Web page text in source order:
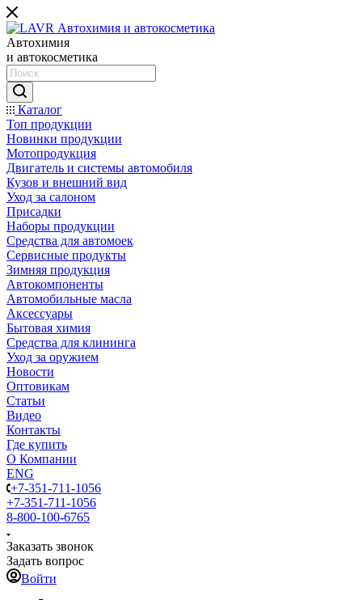
Автохимия
и автокосметика
Каталог
Топ продукции
Новинки продукции
Мотопродукция
Двигатель и системы автомобиля
Кузов и внешний вид
Уход за салоном
Присадки
Наборы продукции
Средства для автомоек
Сервисные продукты
Зимняя продукция
Автокомпоненты
Автомобильные масла
Аксессуары
Бытовая химия
Средства для клининга
Уход за оружием
Новости
Оптовикам
Статьи
Видео
Контакты
Где купить
О Компании
ENG
+7-351-711-1056
+7-351-711-1056
8-800-100-6765
Заказать звонок
Задать вопрос
Войти